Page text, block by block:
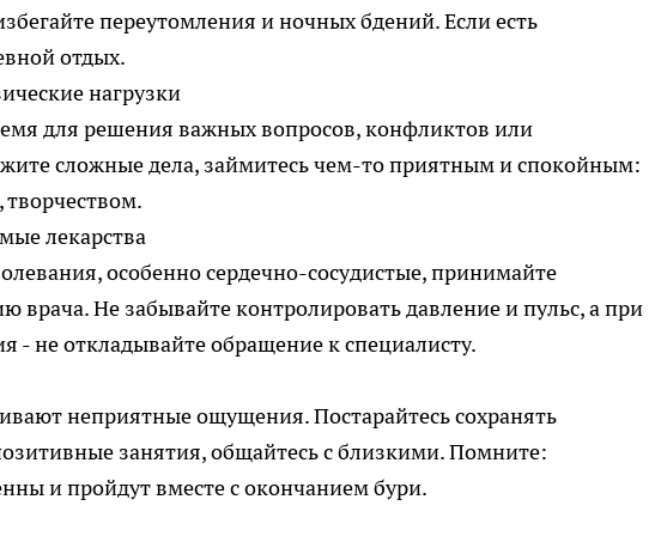
переутомления и ночных бдений. Если есть
отдых.
нагрузки
для решения важных вопросов, конфликтов или
сложные дела, займитесь чем-то приятным и спокойным:
лекарства
особенно сердечно-сосудистые, принимайте
врача. Не забывайте контролировать давление и пульс, а при
- не откладывайте обращение к специалисту.
неприятные ощущения. Постарайтесь сохранять
занятия, общайтесь с близкими. Помните:
и пройдут вместе с окончанием бури.